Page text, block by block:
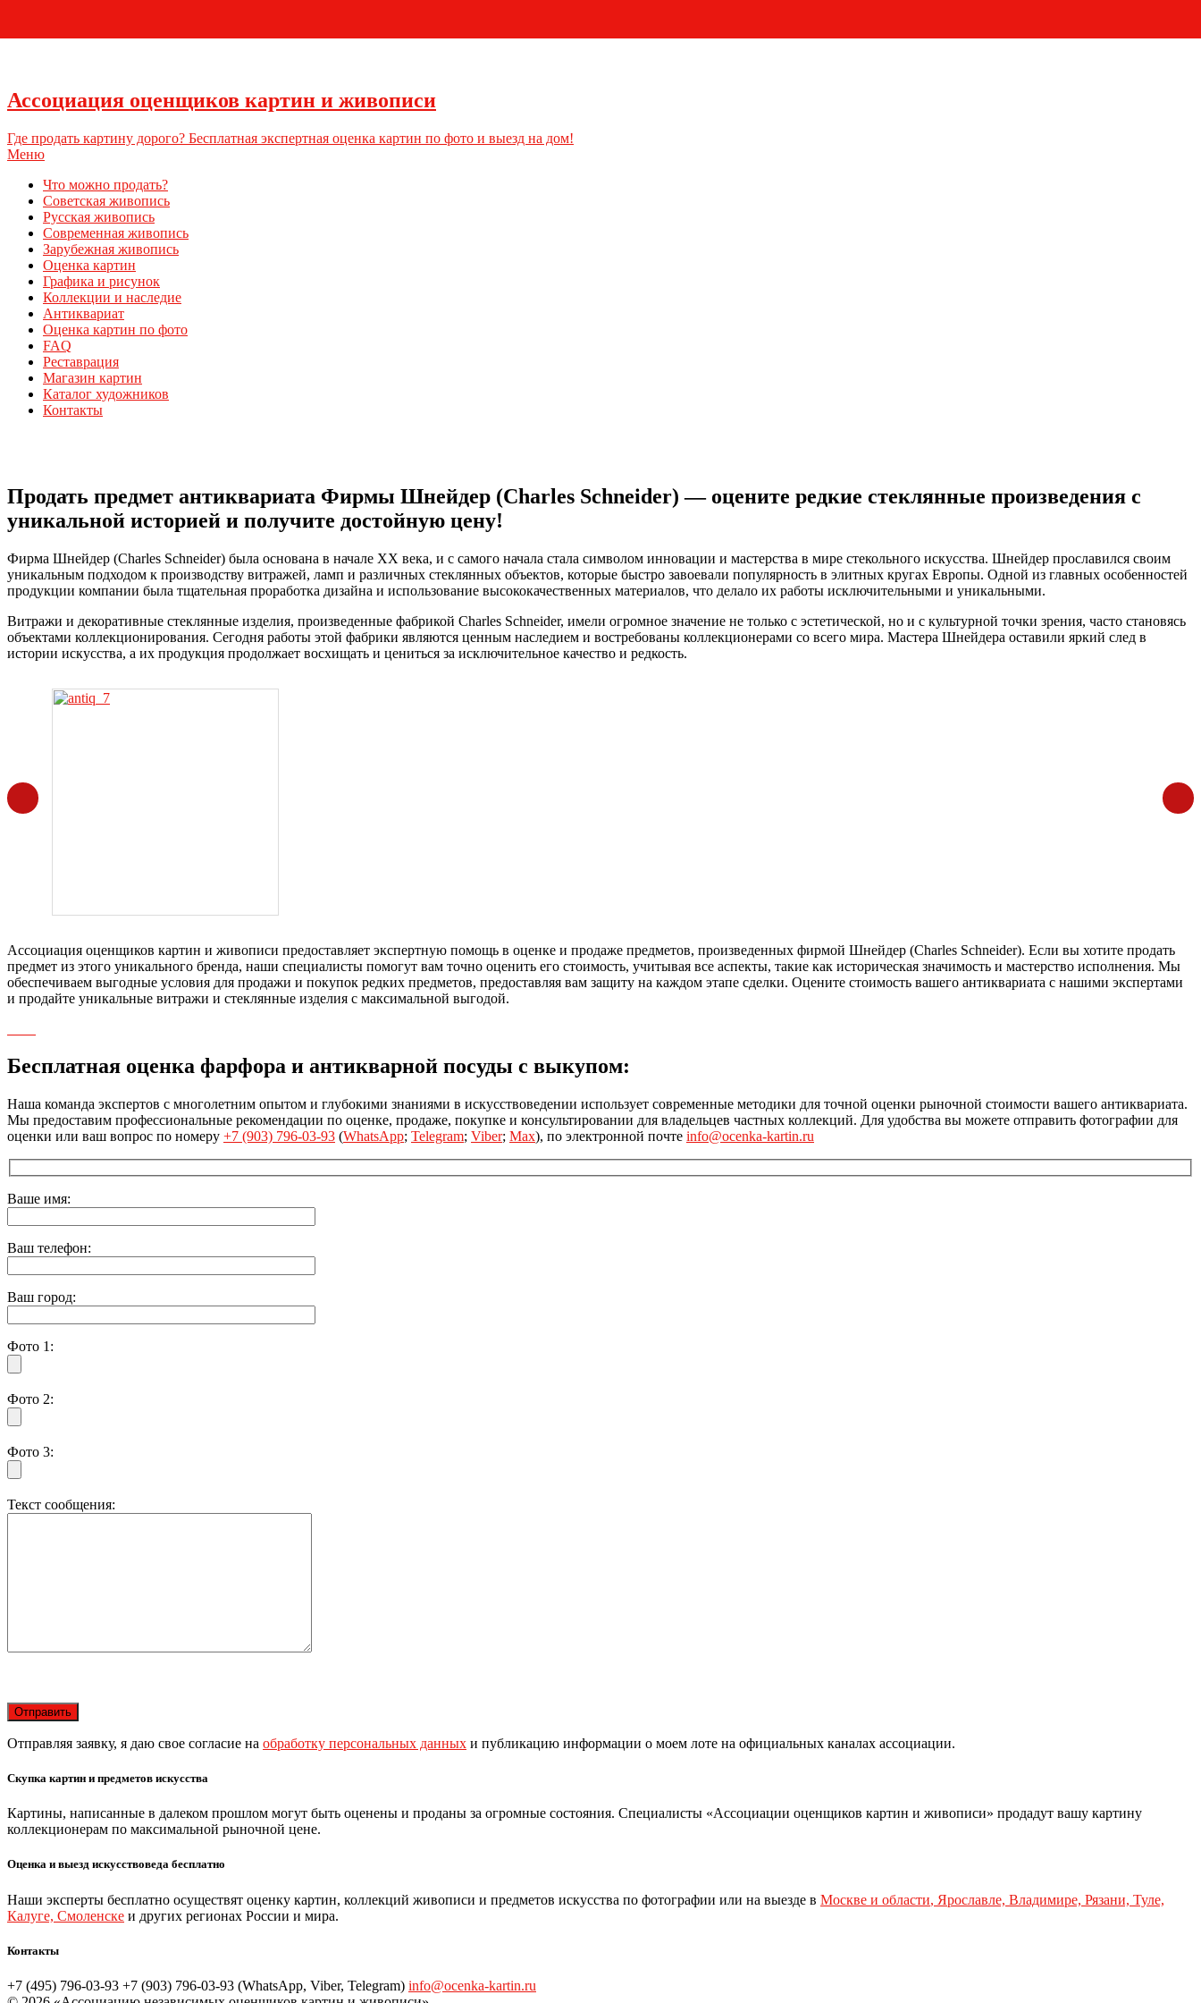
Ассоциация оценщиков картин и живописи
Где продать картину дорого? Бесплатная экспертная оценка картин по фото и выезд на дом!
Меню
Что можно продать?
Советская живопись
Русская живопись
Современная живопись
Зарубежная живопись
Оценка картин
Графика и рисунок
Коллекции и наследие
Антиквариат
Оценка картин по фото
FAQ
Реставрация
Магазин картин
Каталог художников
Контакты
Продать предмет антиквариата Фирмы Шнейдер (Charles Schneider) — оцените редкие стеклянные произведения с
уникальной историей и получите достойную цену!
Фирма Шнейдер (Charles Schneider) была основана в начале XX века, и с самого начала стала символом инновации и мастерства в мире стекольного искусства. Шнейдер прославился своим
уникальным подходом к производству витражей, ламп и различных стеклянных объектов, которые быстро завоевали популярность в элитных кругах Европы. Одной из главных особенностей
продукции компании была тщательная проработка дизайна и использование высококачественных материалов, что делало их работы исключительными и уникальными.
Витражи и декоративные стеклянные изделия, произведенные фабрикой Charles Schneider, имели огромное значение не только с эстетической, но и с культурной точки зрения, часто становясь
объектами коллекционирования. Сегодня работы этой фабрики являются ценным наследием и востребованы коллекционерами со всего мира. Мастера Шнейдера оставили яркий след в
истории искусства, а их продукция продолжает восхищать и цениться за исключительное качество и редкость.
Ассоциация оценщиков картин и живописи предоставляет экспертную помощь в оценке и продаже предметов, произведенных фирмой Шнейдер (Charles Schneider). Если вы хотите продать
предмет из этого уникального бренда, наши специалисты помогут вам точно оценить его стоимость, учитывая все аспекты, такие как историческая значимость и мастерство исполнения. Мы
обеспечиваем выгодные условия для продажи и покупок редких предметов, предоставляя вам защиту на каждом этапе сделки. Оцените стоимость вашего антиквариата с нашими экспертами
и продайте уникальные витражи и стеклянные изделия с максимальной выгодой.
Бесплатная оценка фарфора и антикварной посуды с выкупом:
Наша команда экспертов с многолетним опытом и глубокими знаниями в искусствоведении использует современные методики для точной оценки рыночной стоимости вашего антиквариата.
Мы предоставим профессиональные рекомендации по оценке, продаже, покупке и консультировании для владельцев частных коллекций. Для удобства вы можете отправить фотографии для
оценки или ваш вопрос по номеру +7 (903) 796-03-93 (WhatsApp; Telegram; Viber; Max), по электронной почте info@ocenka-kartin.ru
Ваше имя:
Ваш телефон:
Ваш город:
Фото 1:
Фото 2:
Фото 3:
Текст сообщения:
Отправляя заявку, я даю свое согласие на обработку персональных данных и публикацию информации о моем лоте на официальных каналах ассоциации.
Скупка картин и предметов искусства
Картины, написанные в далеком прошлом могут быть оценены и проданы за огромные состояния. Специалисты «Ассоциации оценщиков картин и живописи» продадут вашу картину
коллекционерам по максимальной рыночной цене.
Оценка и выезд искусствоведа бесплатно
Наши эксперты бесплатно осуществят оценку картин, коллекций живописи и предметов искусства по фотографии или на выезде в Москве и области, Ярославле, Владимире, Рязани, Туле,
Калуге, Смоленске и других регионах России и мира.
Контакты
+7 (495) 796-03-93 +7 (903) 796-03-93 (WhatsApp, Viber, Telegram) info@ocenka-kartin.ru